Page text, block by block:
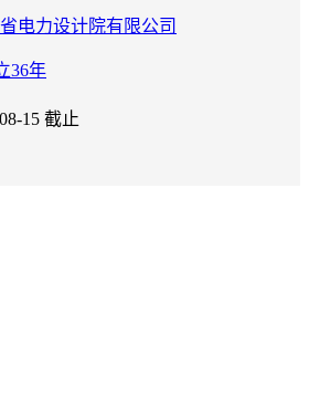
电力设计院有限公司
36年
15 截止